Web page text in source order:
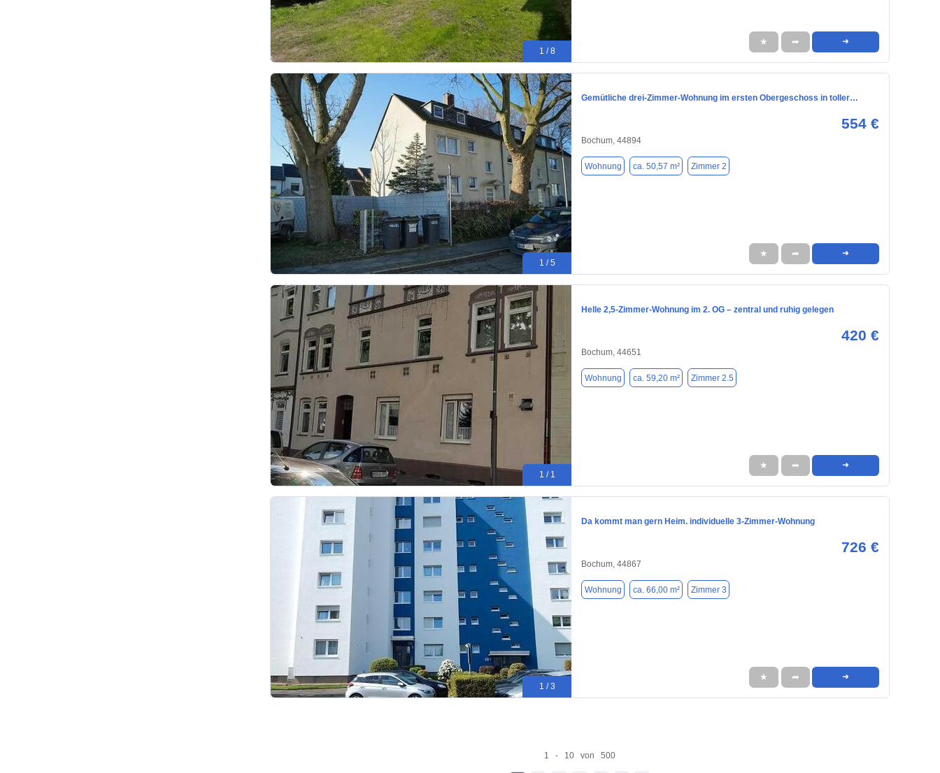
1 / 8
★ ➦ ➜
1 / 5
Gemütliche drei-Zimmer-Wohnung im ersten Obergeschoss in toller…
554 €
Bochum, 44894
Wohnung ca. 50,57 m² Zimmer 2
★ ➦ ➜
1 / 1
Helle 2,5-Zimmer-Wohnung im 2. OG – zentral und ruhig gelegen
420 €
Bochum, 44651
Wohnung ca. 59,20 m² Zimmer 2.5
★ ➦ ➜
1 / 3
Da kommt man gern Heim. individuelle 3-Zimmer-Wohnung
726 €
Bochum, 44867
Wohnung ca. 66,00 m² Zimmer 3
★ ➦ ➜
1 - 10 von 500